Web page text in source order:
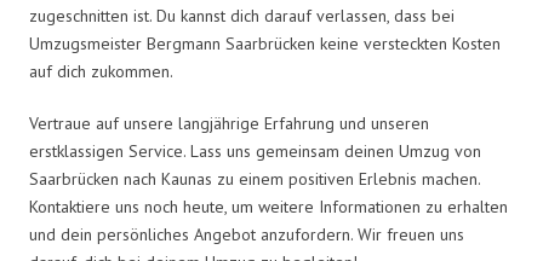
zugeschnitten ist. Du kannst dich darauf verlassen, dass bei
Umzugsmeister Bergmann Saarbrücken keine versteckten Kosten
auf dich zukommen.
Vertraue auf unsere langjährige Erfahrung und unseren
erstklassigen Service. Lass uns gemeinsam deinen Umzug von
Saarbrücken nach Kaunas zu einem positiven Erlebnis machen.
Kontaktiere uns noch heute, um weitere Informationen zu erhalten
und dein persönliches Angebot anzufordern. Wir freuen uns